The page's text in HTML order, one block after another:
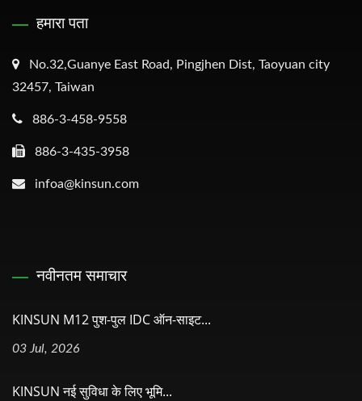
हमारा पता
No.32,Guanye East Road, Pingjhen Dist, Taoyuan city
32457, Taiwan
886-3-458-9558
886-3-435-3958
infoa@kinsun.com
नवीनतम समाचार
KINSUN M12 पुश-पुल IDC ऑन-साइट...
03 Jul, 2026
KINSUN नई सुविधा के लिए भूमि...